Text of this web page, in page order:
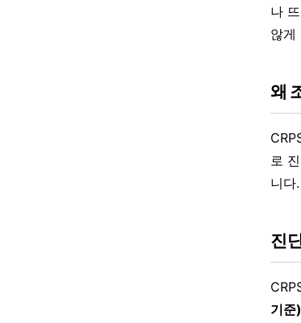
나
않게
왜
로
니다
진
기준)